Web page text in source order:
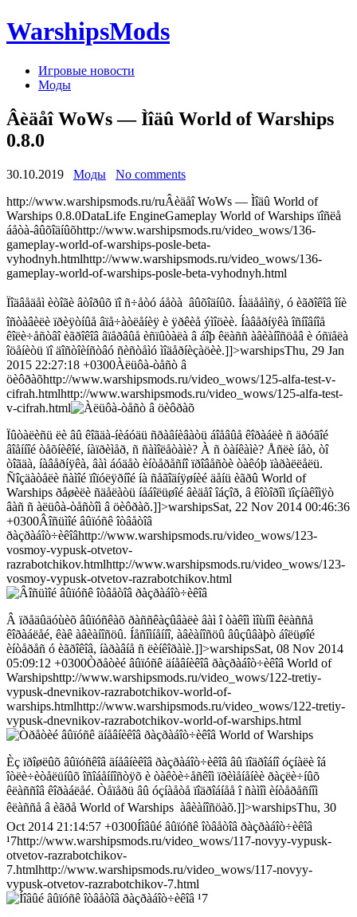
WarshipsMods
Игровые новости
Моды
Âèäåî WoWs — Ìîäû World of Warships
0.8.0
30.10.2019 Моды
No comments
http://www.warshipsmods.ru/ruÂèäåî WoWs — Ìîäû World of
Warships 0.8.0DataLife EngineGameplay World of Warships ïîñëå
áåòà-âûõîäíûõhttp://www.warshipsmods.ru/video_wows/136-
gameplay-world-of-warships-posle-beta-
vyhodnyh.htmlhttp://www.warshipsmods.ru/video_wows/136-
gameplay-world-of-warships-posle-beta-vyhodnyh.html
Ïîäâåäåì èòîãè âòîðûõ ïî ñ÷åòó áåòà  âûõîäíûõ. Íàäååìñÿ, ó èãðîêîâ îíè
îñòàâèëè ïðèÿòíûå âïå÷àòëåíèÿ è ÿðêèå ýìîöèè. Íàâåðíÿêà îñíîâíîå
êîëè÷åñòâî èãðîêîâ âïåðâûå èñïûòàëà â áîþ êëàññ àâèàíîñöåâ è óñïåëà
îöåíèòü ïî äîñòîèíñòâó ñèñòåìó ìîäåðíèçàöèè.]]>warshipsThu, 29 Jan
2015 22:27:18 +0300Àëüôà-òåñò â
öèôðàõhttp://www.warshipsmods.ru/video_wows/125-alfa-test-v-
cifrah.htmlhttp://www.warshipsmods.ru/video_wows/125-alfa-test-
v-cifrah.html
Ïûòàëèñü ëè âû êîãäà-íèáóäü ñðàâíèâàòü áîåâûå êîðàáëè ñ äðóãîé
âîåííîé òåõíèêîé, íàïðèìåð, ñ ñàìîëåòàìè? À ñ òàíêàìè? Åñëè íåò, òî
òîãäà, íàâåðíÿêà, âàì áóäåò èíòåðåñíî ïðîâåñòè òàêóþ ïàðàëëåëü.
Ñîçäàòåëè ñàìîé ïîïóëÿðíîé íà ñåãîäíÿøíèé äåíü èãðû World of
Warships ðåøèëè ñäåëàòü íåáîëüøîé âèäåî îáçîð, â êîòîðîì ïîçíàêîìÿò
âàñ ñ àëüôà-òåñòîì â öèôðàõ.]]>warshipsSat, 22 Nov 2014 00:46:36
+0300Âîñüìîé âûïóñê îòâåòîâ
ðàçðàáîò÷èêîâhttp://www.warshipsmods.ru/video_wows/123-
vosmoy-vypusk-otvetov-
razrabotchikov.htmlhttp://www.warshipsmods.ru/video_wows/123-
vosmoy-vypusk-otvetov-razrabotchikov.html
Â ïðåäûäóùèõ âûïóñêàõ ðàññêàçûâàëè âàì î òàêîì ìîùíîì êëàññå
êîðàáëåé, êàê àâèàíîñöû. Íåñîìíåííî, àâèàíîñöû âûçûâàþò áîëüøîé
èíòåðåñ ó èãðîêîâ, íàðàâíå ñ ëèíêîðàìè.]]>warshipsSat, 08 Nov 2014
05:09:12 +0300Òðåòèé âûïóñê äíåâíèêîâ ðàçðàáîò÷èêîâ World of
Warshipshttp://www.warshipsmods.ru/video_wows/122-tretiy-
vypusk-dnevnikov-razrabotchikov-world-of-
warships.htmlhttp://www.warshipsmods.ru/video_wows/122-tretiy-
vypusk-dnevnikov-razrabotchikov-world-of-warships.html
Èç ïðîøëûõ âûïóñêîâ äíåâíèêîâ ðàçðàáîò÷èêîâ âû ïîäðîáíî óçíàëè îá
îòëè÷èòåëüíûõ îñîáåííîñòÿõ è òàêòè÷åñêîì ïðèìåíåíèè ðàçëè÷íûõ
êëàññîâ êîðàáëåé. Òåïåðü âû óçíàåòå ïîäðîáíåå î ñàìîì èíòåðåñíîì
êëàññå â èãðå World of Warships  àâèàíîñöàõ.]]>warshipsThu, 30
Oct 2014 21:14:57 +0300Íîâûé âûïóñê îòâåòîâ ðàçðàáîò÷èêîâ
¹7http://www.warshipsmods.ru/video_wows/117-novyy-vypusk-
otvetov-razrabotchikov-
7.htmlhttp://www.warshipsmods.ru/video_wows/117-novyy-
vypusk-otvetov-razrabotchikov-7.html